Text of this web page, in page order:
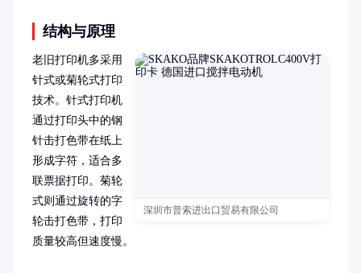
结构与原理
深圳市普索进出口贸易有限公司
老旧打印机多采用
针式或菊轮式打印
技术。针式打印机
通过打印头中的钢
针击打色带在纸上
形成字符，适合多
联票据打印。菊轮
式则通过旋转的字
轮击打色带，打印
质量较高但速度慢。